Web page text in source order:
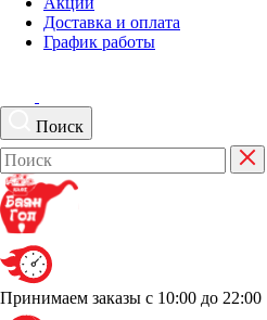
Доставка и оплата
График работы
Поиск
Принимаем заказы с 10:00 до 22:00